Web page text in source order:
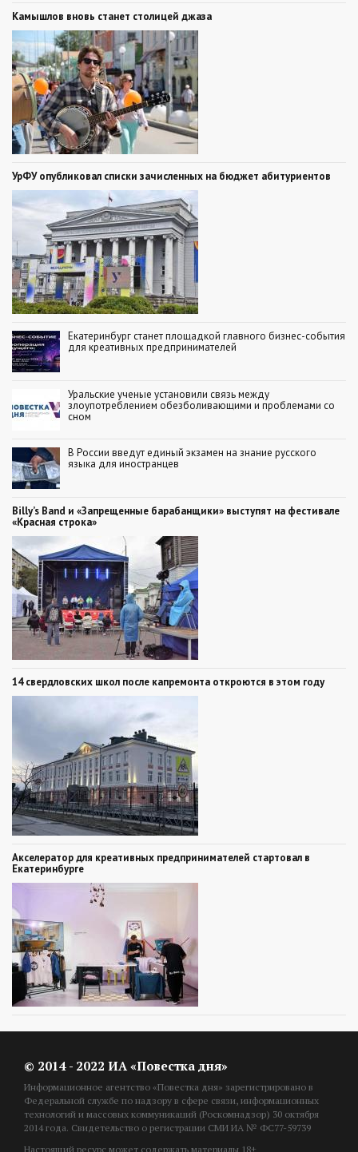
Камышлов вновь станет столицей джаза
УрФУ опубликовал списки зачисленных на бюджет абитуриентов
Екатеринбург станет площадкой главного бизнес-события
для креативных предпринимателей
Уральские ученые установили связь между
злоупотреблением обезболивающими и проблемами со
сном
В России введут единый экзамен на знание русского
языка для иностранцев
Billy’s Band и «Запрещенные барабанщики» выступят на фестивале
«Красная строка»
14 свердловских школ после капремонта откроются в этом году
Акселератор для креативных предпринимателей стартовал в
Екатеринбурге
© 2014 - 2022 ИА «Повестка дня»
Информационное агентство «Повестка дня» зарегистрировано в
Федеральной службе по надзору в сфере связи, информационных
технологий и массовых коммуникаций (Роскомнадзор) 30 октября
2014 года. Свидетельство о регистрации СМИ ИА № ФС77-59739
Настоящий ресурс может содержать материалы 18+